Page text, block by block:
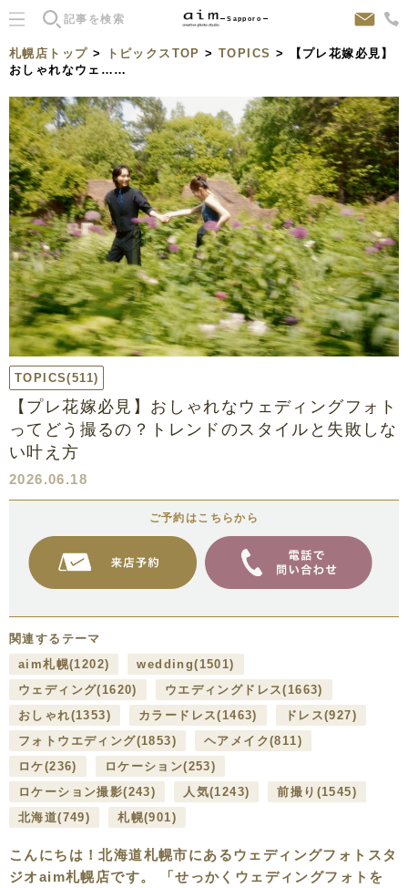
Sapporo
札幌店トップ > トピックスTOP >TOPICS > 【プレ花嫁必見】
おしゃれなウェ……
TOPICS(511)
【プレ花嫁必見】おしゃれなウェディングフォト
ってどう撮るの？トレンドのスタイルと失敗しな
い叶え方
2026.06.18
ご予約はこちらから
関連するテーマ
aim札幌(1202) wedding(1501)
ウェディング(1620) ウエディングドレス(1663)
おしゃれ(1353) カラードレス(1463) ドレス(927)
フォトウエディング(1853) ヘアメイク(811)
ロケ(236) ロケーション(253)
ロケーション撮影(243) 人気(1243) 前撮り (1545)
北海道(749) 札幌(901)
こんにちは！北海道札幌市にあるウェディングフォトスタ
ジオaim札幌店です。 「せっかくウェディングフォトを